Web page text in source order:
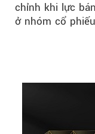
chỉnh khi lực
ở nhóm cổ